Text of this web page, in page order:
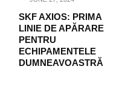
SKF AXIOS: PRIMA
LINIE DE APĂRARE
PENTRU
ECHIPAMENTELE
DUMNEAVOASTRĂ